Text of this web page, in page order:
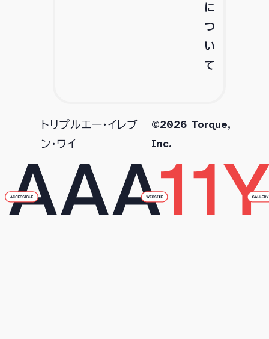
に
つ
い
て
トリプルエー・イレブ
ン・ワイ
©2026 Torque,
Inc.